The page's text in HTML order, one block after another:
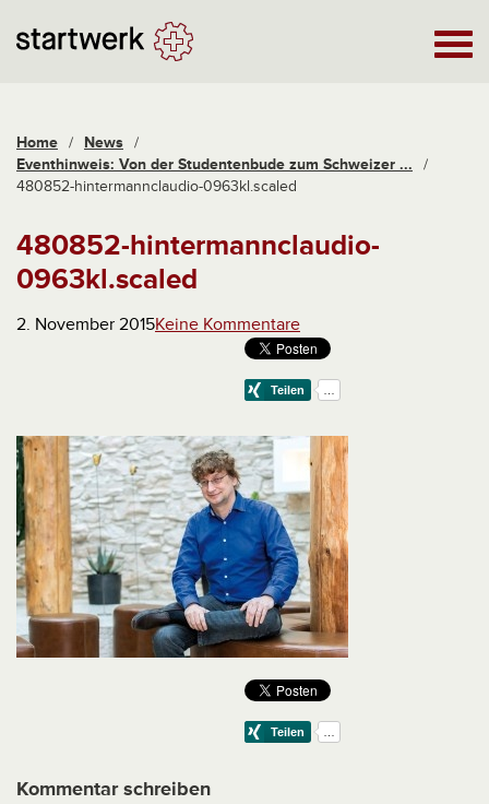
Home / News /
Eventhinweis: Von der Studentenbude zum Schweizer ...
/
480852-hintermannclaudio-0963kl.scaled
480852-hintermannclaudio-
0963kl.scaled
2. November 2015Keine Kommentare
Kommentar schreiben